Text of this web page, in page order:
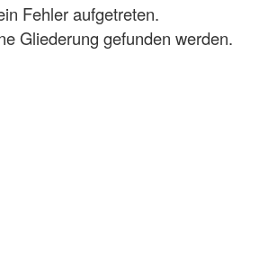
Fehler aufgetreten.
Gliederung gefunden werden.